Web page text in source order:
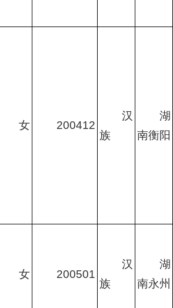
女 200412
汉
族
湖
南衡阳
女 200501
汉
族
湖
南永州